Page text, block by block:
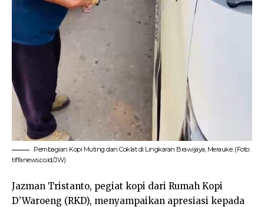
Pembagian Kopi Muting dan Coklat di Lingkaran Brawijaya, Merauke. (Foto:
tiffanews.co.id/JW)
Jazman Tristanto, pegiat kopi dari Rumah Kopi
D’Waroeng (RKD), menyampaikan apresiasi kepada